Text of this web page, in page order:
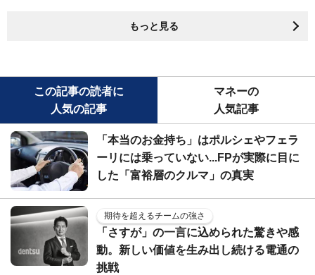
もっと見る
この記事の読者に
人気の記事
マネーの
人気記事
「本当のお金持ち」はポルシェやフェラ
ーリには乗っていない...FPが実際に目に
した「富裕層のクルマ」の真実
期待を超えるチームの強さ
「さすが」の一言に込められた驚きや感
動。新しい価値を生み出し続ける電通の
挑戦